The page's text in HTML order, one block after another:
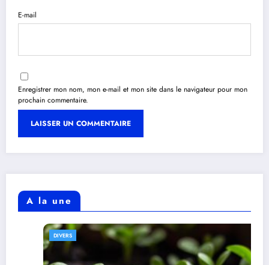
E-mail
Enregistrer mon nom, mon e-mail et mon site dans le navigateur pour mon
prochain commentaire.
A la une
DIVERS